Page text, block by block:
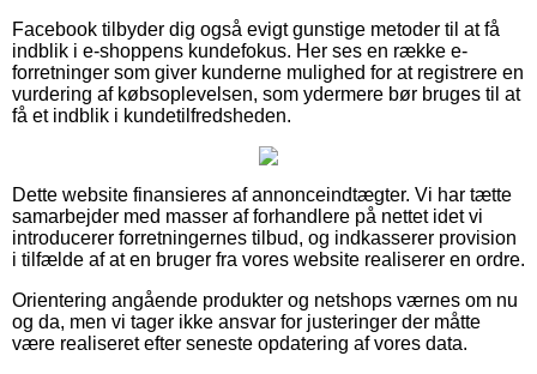
Facebook tilbyder dig også evigt gunstige metoder til at få
indblik i e-shoppens kundefokus. Her ses en række e-
forretninger som giver kunderne mulighed for at registrere en
vurdering af købsoplevelsen, som ydermere bør bruges til at
få et indblik i kundetilfredsheden.
Dette website finansieres af annonceindtægter. Vi har tætte
samarbejder med masser af forhandlere på nettet idet vi
introducerer forretningernes tilbud, og indkasserer provision
i tilfælde af at en bruger fra vores website realiserer en ordre.
Orientering angående produkter og netshops værnes om nu
og da, men vi tager ikke ansvar for justeringer der måtte
være realiseret efter seneste opdatering af vores data.